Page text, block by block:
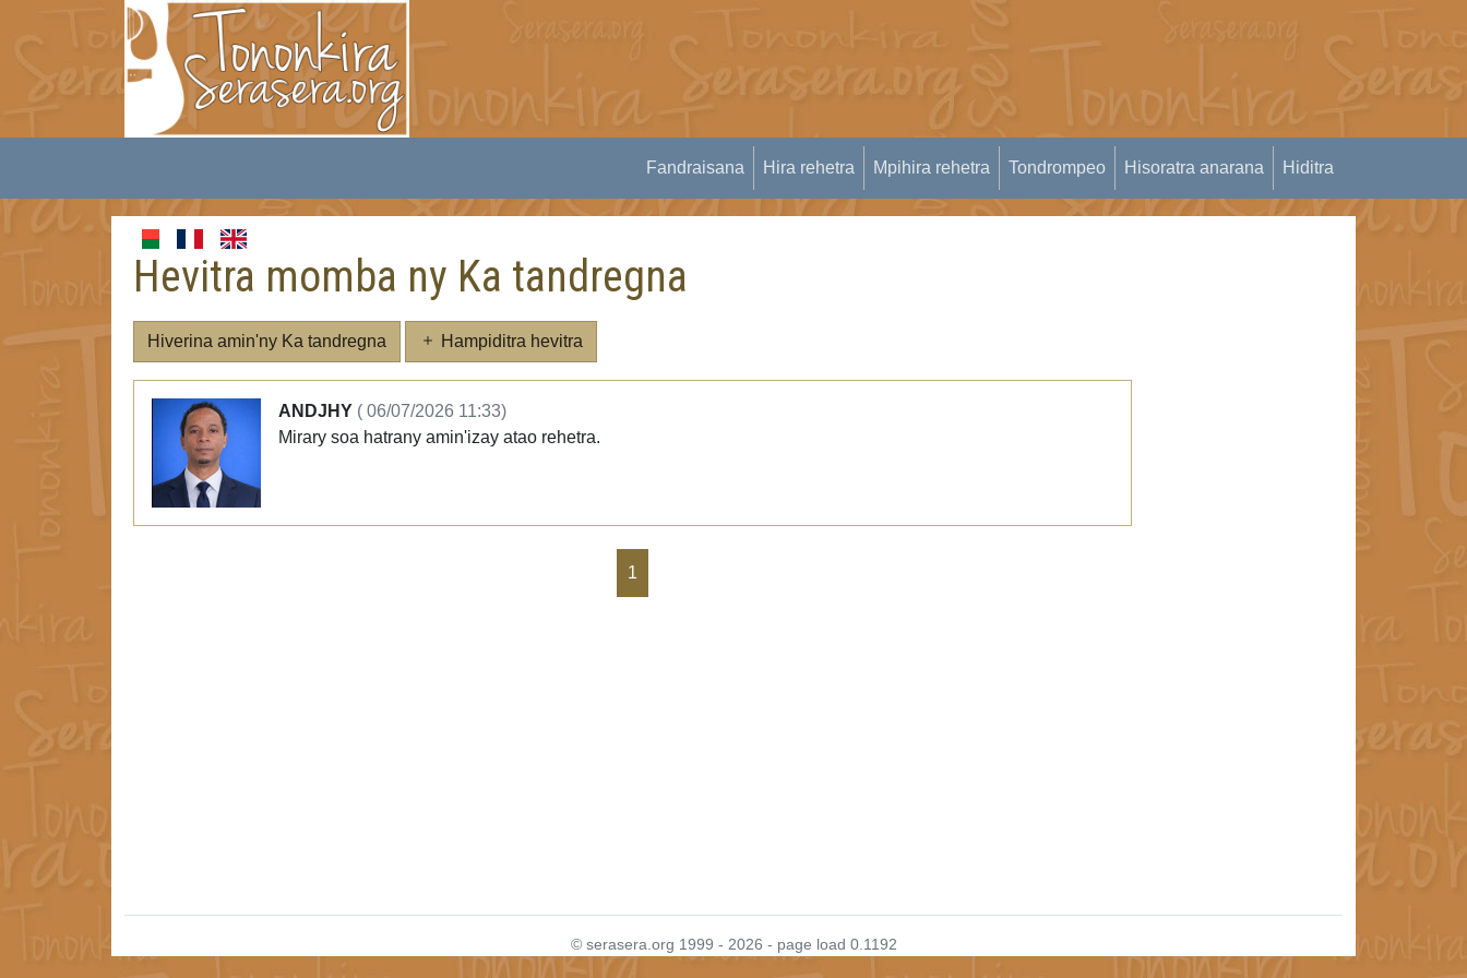
Fandraisana Hira rehetra Mpihira rehetra Tondrompeo Hisoratra anarana Hiditra
Hevitra momba ny Ka tandregna
Hiverina amin'ny Ka tandregna Hampiditra hevitra
ANDJHY ( 06/07/2026 11:33)
Mirary soa hatrany amin'izay atao rehetra.
1
© serasera.org 1999 - 2026 - page load 0.1192